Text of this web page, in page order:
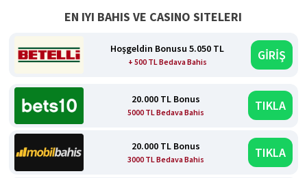
EN IYI BAHIS VE CASINO SITELERI
Hoşgeldin Bonusu 5.050 TL
+ 500 TL Bedava Bahis GİRİŞ
20.000 TL Bonus
5000 TL Bedava Bahis TIKLA
20.000 TL Bonus
3000 TL Bedava Bahis TIKLA